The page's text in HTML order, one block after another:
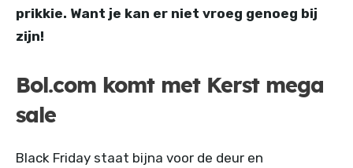
prikkie. Want je kan er niet vroeg genoeg bij
zijn!
Bol.com komt met Kerst mega
sale
Black Friday staat bijna voor de deur en